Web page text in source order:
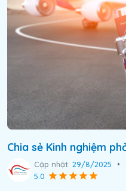
Chia sẻ Kinh nghiệm
Cập nhật: 29/8/2025 •
5.0